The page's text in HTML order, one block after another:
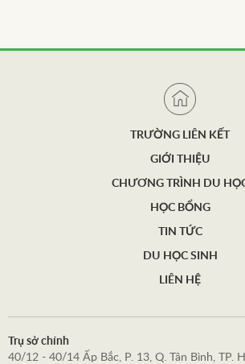
TRƯỜNG LIÊN KẾT
GIỚI THIỆU
CHƯƠNG TRÌNH DU
HỌC BỔNG
TIN TỨC
DU HỌC SINH
LIÊN HỆ
Trụ sở chính
40/12 - 40/14 Ấp Bắc, P. 13, Q. Tân Bình, TP.